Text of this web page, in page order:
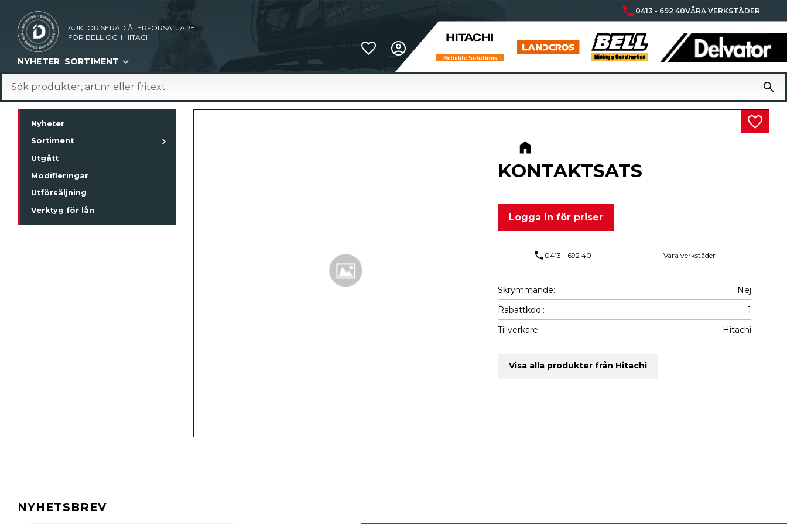
phone 0413 - 692 40VÅRA VERKSTÄDER
AUKTORISERAD ÅTERFÖRSÄLJARE
FÖR BELL OCH HITACHI
Favoriter
NYHETER SORTIMENT
KONTAKTSATS
Logga in för priser
Lägg
phone 0413 - 692 40 Våra verkstäder
Skrymmande
Nej
Rabattkod:
1
Tillverkare
Hitachi
Visa alla produkter från Hitachi
Nyheter
Sortiment
Utgått
Modifieringar
Utförsäljning
Verktyg för lån
NYHETSBREV